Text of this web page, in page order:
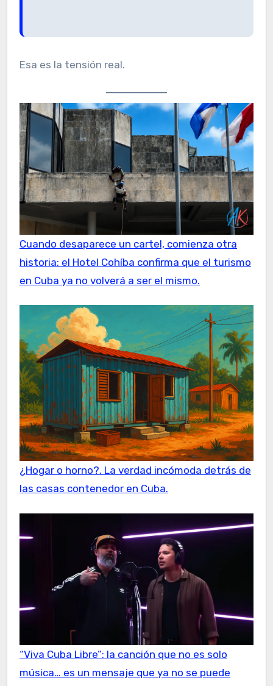
Esa es la tensión real.
Cuando desaparece un cartel, comienza otra
historia: el Hotel Cohíba confirma que el turismo
en Cuba ya no volverá a ser el mismo.
¿Hogar o horno?. La verdad incómoda detrás de
las casas contenedor en Cuba.
“Viva Cuba Libre”: la canción que no es solo
música… es un mensaje que ya no se puede